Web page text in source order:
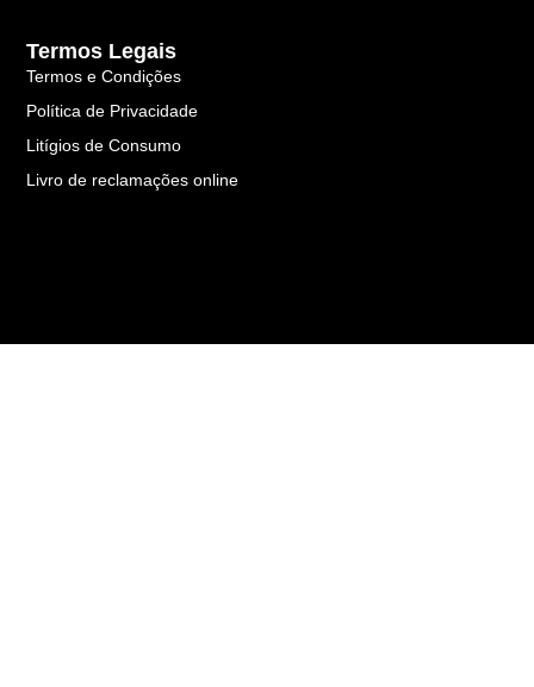
Termos Legais
Termos e Condições
Política de Privacidade
Litígios de Consumo
Livro de reclamações online